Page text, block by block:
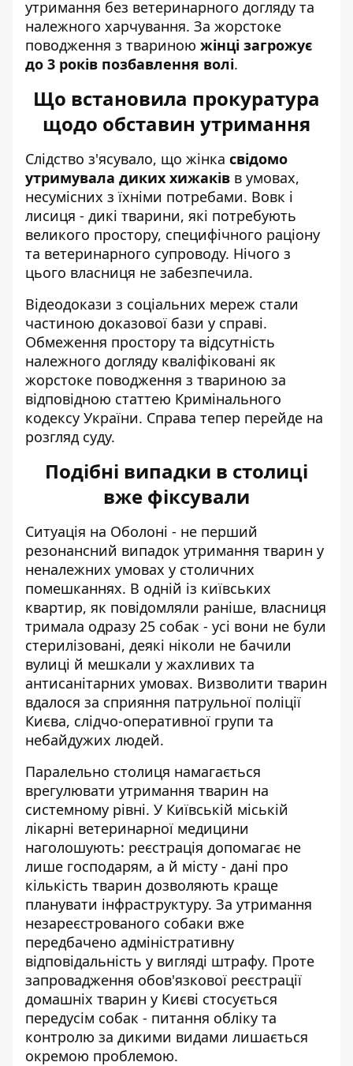
утримання без ветеринарного догляду та
належного харчування. За жорстоке
поводження з твариною жінці загрожує
до 3 років позбавлення волі.
Що встановила прокуратура
щодо обставин утримання
Слідство з'ясувало, що жінка свідомо
утримувала диких хижаків в умовах,
несумісних з їхніми потребами. Вовк і
лисиця - дикі тварини, які потребують
великого простору, специфічного раціону
та ветеринарного супроводу. Нічого з
цього власниця не забезпечила.
Відеодокази з соціальних мереж стали
частиною доказової бази у справі.
Обмеження простору та відсутність
належного догляду кваліфіковані як
жорстоке поводження з твариною за
відповідною статтею Кримінального
кодексу України. Справа тепер перейде на
розгляд суду.
Подібні випадки в столиці
вже фіксували
Ситуація на Оболоні - не перший
резонансний випадок утримання тварин у
неналежних умовах у столичних
помешканнях. В одній із київських
квартир, як повідомляли раніше, власниця
тримала одразу 25 собак - усі вони не були
стерилізовані, деякі ніколи не бачили
вулиці й мешкали у жахливих та
антисанітарних умовах. Визволити тварин
вдалося за сприяння патрульної поліції
Києва, слідчо-оперативної групи та
небайдужих людей.
Паралельно столиця намагається
врегулювати утримання тварин на
системному рівні. У Київській міській
лікарні ветеринарної медицини
наголошують: реєстрація допомагає не
лише господарям, а й місту - дані про
кількість тварин дозволяють краще
планувати інфраструктуру. За утримання
незареєстрованого собаки вже
передбачено адміністративну
відповідальність у вигляді штрафу. Проте
запровадження обов'язкової реєстрації
домашніх тварин у Києві стосується
передусім собак - питання обліку та
контролю за дикими видами лишається
окремою проблемою.